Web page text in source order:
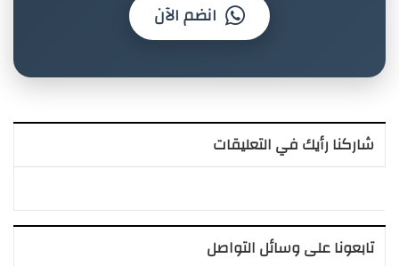
انضم الآن
شاركنا رأيك في التعليقات
تابعونا على وسائل التواصل